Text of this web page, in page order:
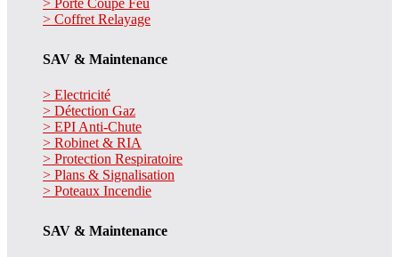
> Coffret Relayage
SAV & Maintenance
> Electricité
> Détection Gaz
> EPI Anti-Chute
> Robinet & RIA
> Protection Respiratoire
> Plans & Signalisation
> Poteaux Incendie
SAV & Maintenance